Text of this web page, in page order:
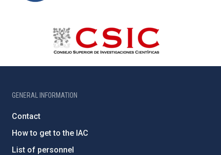
GENERAL INFORMATION
Contact
How to get to the IAC
List of personnel